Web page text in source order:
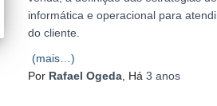
informática e operacional para
do cliente.
(mais…)
Por Rafael Ogeda , Há 3 anos